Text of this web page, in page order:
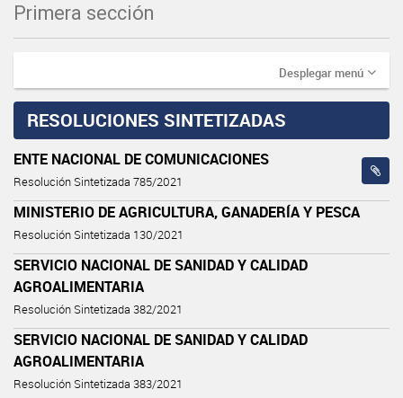
Primera sección
Desplegar menú
RESOLUCIONES SINTETIZADAS
ENTE NACIONAL DE COMUNICACIONES
Resolución Sintetizada 785/2021
MINISTERIO DE AGRICULTURA, GANADERÍA Y PESCA
Resolución Sintetizada 130/2021
SERVICIO NACIONAL DE SANIDAD Y CALIDAD
AGROALIMENTARIA
Resolución Sintetizada 382/2021
SERVICIO NACIONAL DE SANIDAD Y CALIDAD
AGROALIMENTARIA
Resolución Sintetizada 383/2021